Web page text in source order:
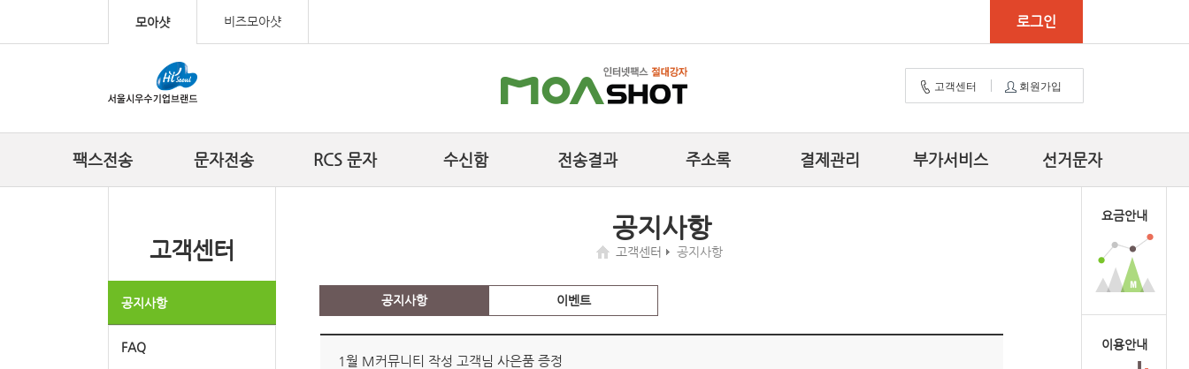
모아샷 비즈모아샷 로그인
고객센터 회원가입
팩스전송 문자전송 RCS 문자 수신함 전송결과 주소록 결제관리 부가서비스 선거문자
고객센터
공지사항
FAQ
공지사항
고객센터 공지사항
공지사항 이벤트
1월 M커뮤니티 작성 고객님 사은품 증정
요금안내
이용안내